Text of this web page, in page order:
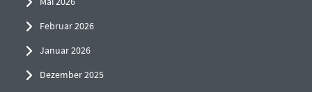
Februar 2026
Januar 2026
Dezember 2025